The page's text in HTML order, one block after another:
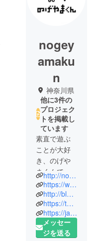
nogey
amaku
n
神奈川県
他に3件の
プロジェク
トを掲載し
ています
素直で遊ぶ
ことが大好
き、のげや
まくんで
す。野毛山
動物園の近
くに住んで
います。
http://nogeyamakun.com
https://www.facebook.com/nogeyamakun
http://blog.nogeyamakun.com
https://twitter.com/nogeyamakun
https://ja.wikipedia.org/wiki/%E3%81%AE%E3%81%92%E3%82%84%E3%81%BE%E3%81%8F%E3%82%93
メッセー
ジを送る